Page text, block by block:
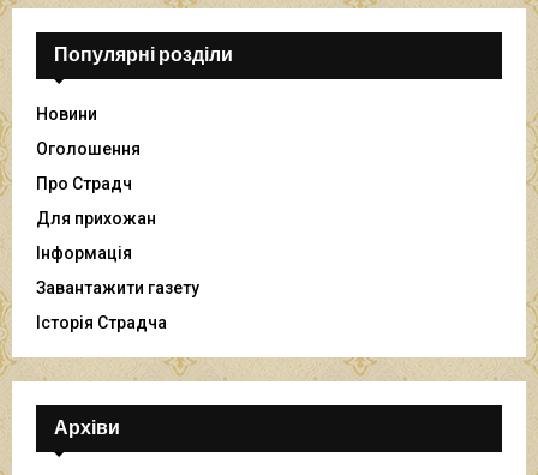
а
ч
Популярні розділи
Новини
Оголошення
Про Страдч
Для прихожан
Інформація
Завантажити газету
Історія Страдча
Архіви